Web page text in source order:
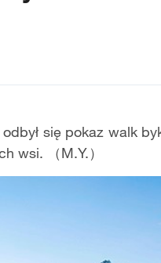
się pokaz walk
wsi. （M.Y.）